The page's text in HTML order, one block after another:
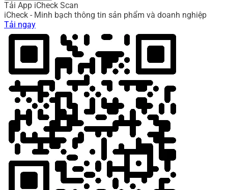
Tải App iCheck Scan
iCheck - Minh bạch thông tin sản phẩm và doanh nghiệp
Tải ngay